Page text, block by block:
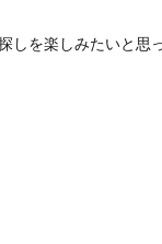
しを楽しみたいと思